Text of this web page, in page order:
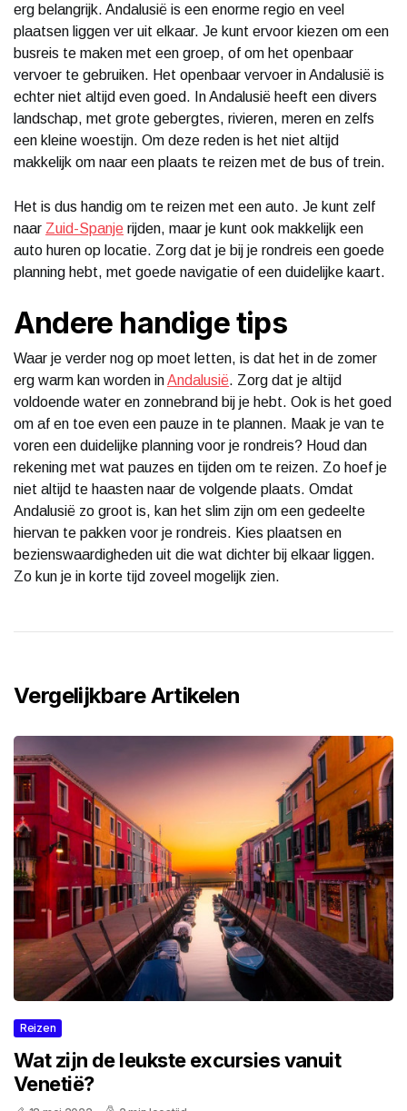
erg belangrijk. Andalusië is een enorme regio en veel
plaatsen liggen ver uit elkaar. Je kunt ervoor kiezen om een
busreis te maken met een groep, of om het openbaar
vervoer te gebruiken. Het openbaar vervoer in Andalusië is
echter niet altijd even goed. In Andalusië heeft een divers
landschap, met grote gebergtes, rivieren, meren en zelfs
een kleine woestijn. Om deze reden is het niet altijd
makkelijk om naar een plaats te reizen met de bus of trein.
Het is dus handig om te reizen met een auto. Je kunt zelf
naar Zuid-Spanje rijden, maar je kunt ook makkelijk een
auto huren op locatie. Zorg dat je bij je rondreis een goede
planning hebt, met goede navigatie of een duidelijke kaart.
Andere handige tips
Waar je verder nog op moet letten, is dat het in de zomer
erg warm kan worden inAndalusië. Zorg dat je altijd
voldoende water en zonnebrand bij je hebt. Ook is het goed
om af en toe even een pauze in te plannen. Maak je van te
voren een duidelijke planning voor je rondreis? Houd dan
rekening met wat pauzes en tijden om te reizen. Zo hoef je
niet altijd te haasten naar de volgende plaats. Omdat
Andalusië zo groot is, kan het slim zijn om een gedeelte
hiervan te pakken voor je rondreis. Kies plaatsen en
bezienswaardigheden uit die wat dichter bij elkaar liggen.
Zo kun je in korte tijd zoveel mogelijk zien.
Vergelijkbare Artikelen
Reizen
Wat zijn de leukste excursies vanuit
Venetië?